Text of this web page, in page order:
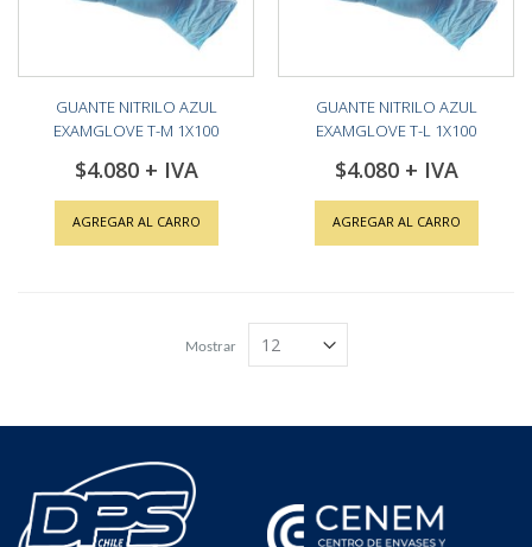
GUANTE NITRILO AZUL
EXAMGLOVE T-M 1X100
$4.080
AGREGAR AL CARRO
GUANTE NITRILO AZUL
EXAMGLOVE T-L 1X100
$4.080
AGREGAR AL CARRO
Mostrar